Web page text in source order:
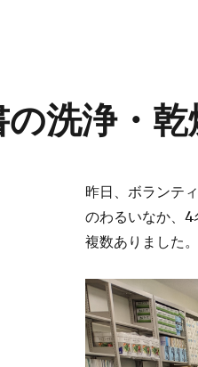
洗浄・
昨日、ボランテ
のわるいなか、4
複数ありました